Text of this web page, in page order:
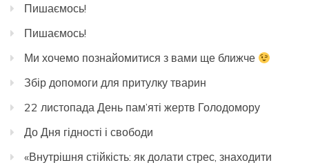
Пишаємось!
Пишаємось!
Ми хочемо познайомитися з вами ще ближче
Збір допомоги для притулку тварин
22 листопада День пам’яті жертв Голодомору
До Дня гідності і свободи
«Внутрішня стійкість: як долати стрес, знаходити